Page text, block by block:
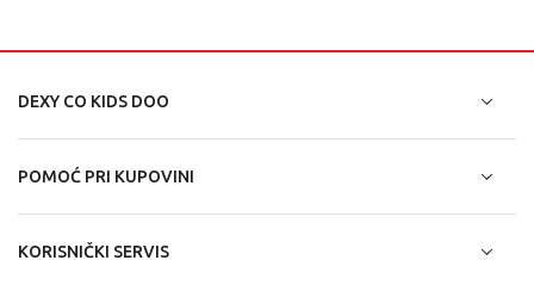
DEXY CO KIDS DOO
POMOĆ PRI KUPOVINI
KORISNIČKI SERVIS